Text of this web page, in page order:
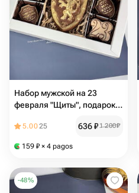
Набор мужской на 23
февраля "Щиты", подарок
5.0025 636₽1 200₽
159 ₽ × 4 pagos
-48%